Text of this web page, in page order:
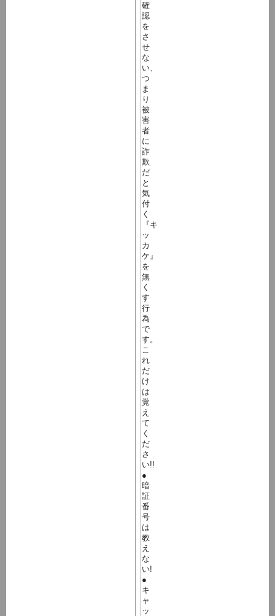
確
認
を
さ
せ
な
い、
つ
ま
り
被
害
者
に
詐
欺
だ
と
気
付
く
『キ
ッ
カ
ケ』
を
無
く
す
行
為
で
す。
こ
れ
だ
け
は
覚
え
て
く
だ
さ
い!!
●
暗
証
番
号
は
教
え
な
い!
●
キ
ャ
ッ